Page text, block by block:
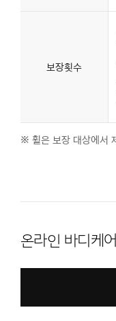
보장횟수
※ 휠은 보장 대상에서
온라인 바디케